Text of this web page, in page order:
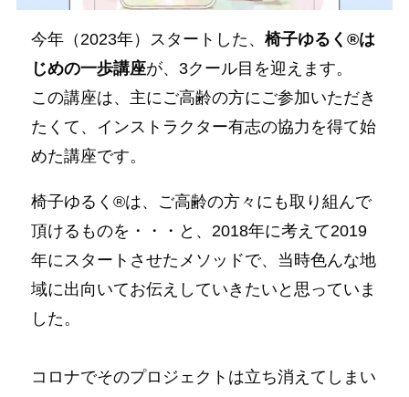
今年（2023年）スタートした、椅子ゆるく®は
じめの一歩講座が、3クール目を迎えます。
この講座は、主にご高齢の方にご参加いただき
たくて、インストラクター有志の協力を得て始
めた講座です。
椅子ゆるく®は、ご高齢の方々にも取り組んで
頂けるものを・・・と、2018年に考えて2019
年にスタートさせたメソッドで、当時色んな地
域に出向いてお伝えしていきたいと思っていま
した。
コロナでそのプロジェクトは立ち消えてしまい